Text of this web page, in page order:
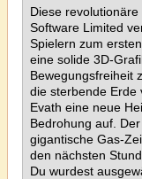
Diese
Software Limited
Spielern zum
eine solide 3D-
Bewegungsfreiheit
die sterbende Erde
Evath eine neue
Bedrohung auf.
gigantische Gas-
den nächsten
Du wurdest